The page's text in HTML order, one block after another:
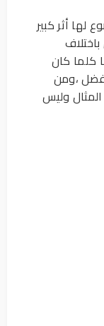
لها أثر كبير
كلما كان
،ومن
وليس